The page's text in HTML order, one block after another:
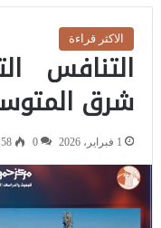
الاكثر قراءة
التنافس
شرق
1 فبراير، 2026 0
58